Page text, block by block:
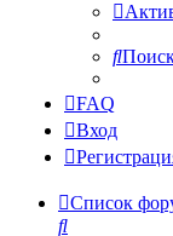
FAQ
Вход
Список
Поиск